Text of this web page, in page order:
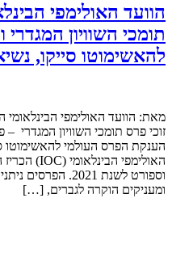
תומכי השוויון
להאשימוטו סייקו,
הענקת הפרס העולמי להאשימוטו
וספורט לשנת
ומעניקים הוקרה לגברים, […]